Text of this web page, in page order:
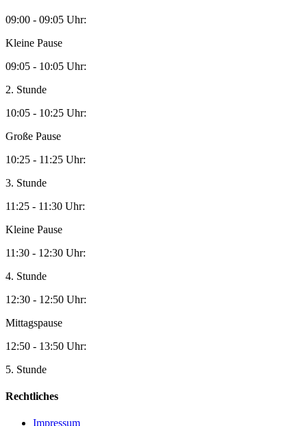
09:00 - 09:05 Uhr:
Kleine Pause
09:05 - 10:05 Uhr:
2. Stunde
10:05 - 10:25 Uhr:
Große Pause
10:25 - 11:25 Uhr:
3. Stunde
11:25 - 11:30 Uhr:
Kleine Pause
11:30 - 12:30 Uhr:
4. Stunde
12:30 - 12:50 Uhr:
Mittagspause
12:50 - 13:50 Uhr:
5. Stunde
Rechtliches
Impressum